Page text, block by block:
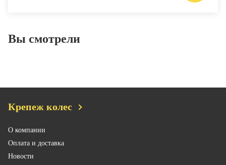
Вы смотрели
Крепеж колес
О компании
Оплата и доставка
Новости